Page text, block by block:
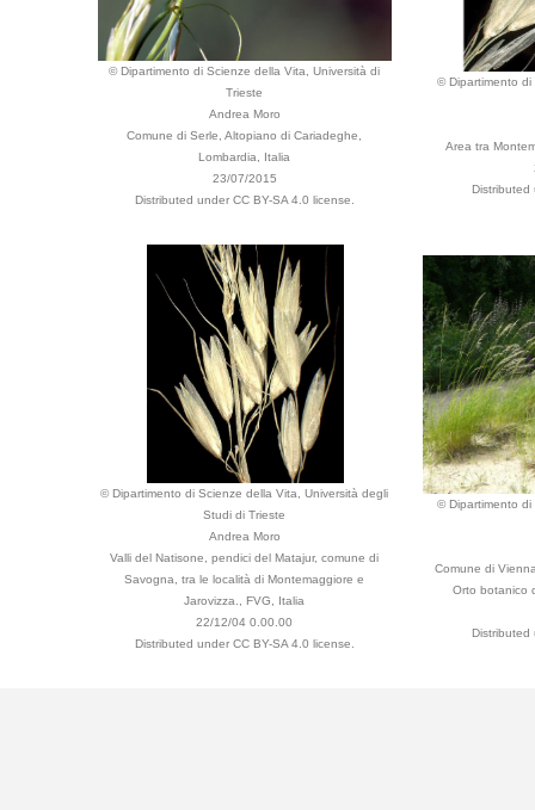
© Dipartimento di Scienze della Vita, Università di
Trieste
Andrea Moro
Comune di Serle, Altopiano di Cariadeghe,
Lombardia, Italia
23/07/2015
Distributed under CC BY-SA 4.0 license.
© Dipartimento
Area tra
Distributed
© Dipartimento di Scienze della Vita, Università degli
Studi di Trieste
Andrea Moro
Valli del Natisone, pendici del Matajur, comune di
Savogna, tra le località di Montemaggiore e
Jarovizza., FVG, Italia
22/12/04 0.00.00
Distributed under CC BY-SA 4.0 license.
© Dipartimento
Comune di
Orto botanico
Distributed